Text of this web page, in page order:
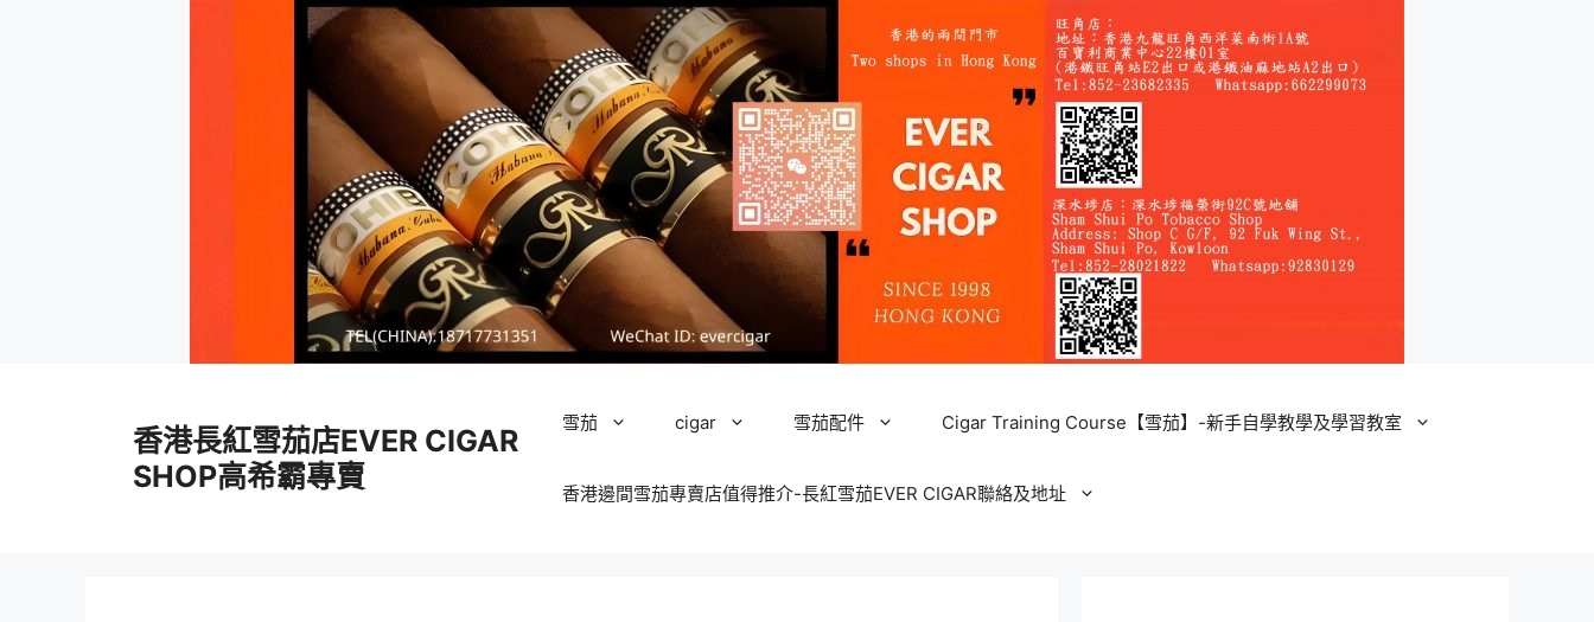
香港長紅雪茄店EVER CIGAR
SHOP高希霸專賣
雪茄 cigar 雪茄配件 Cigar Training Course【雪茄】-新手自學教學及學習教室
香港邊間雪茄專賣店值得推介-長紅雪茄EVER CIGAR聯絡及地址